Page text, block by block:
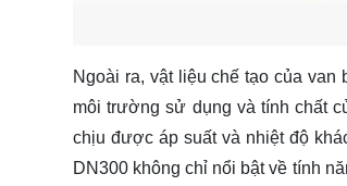
Ngoài ra, vật liệu chế tạo của
môi trường sử dụng và tính chất
chịu được áp suất và nhiệt độ
DN300 không chỉ nổi bật về tính